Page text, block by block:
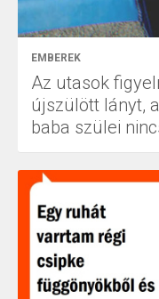
EMBEREK
Az utasok
újszülött lányt,
baba szülei